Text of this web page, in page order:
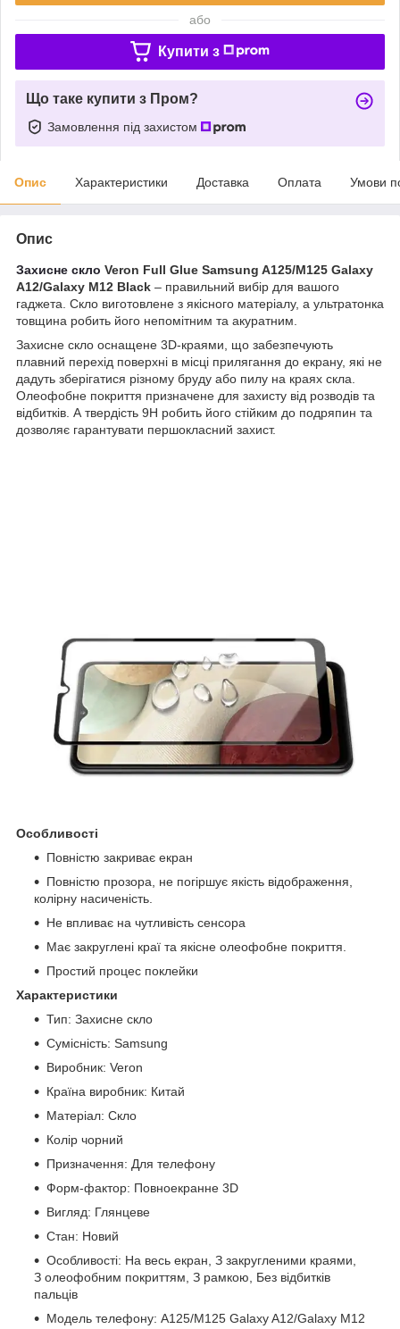
або
Купити з
Що таке купити з Пром?
Замовлення під захистом
Опис Характеристики Доставка Оплата Умови
Опис
Захисне скло Veron Full Glue Samsung A125/M125 Galaxy
A12/Galaxy M12 Black – правильний вибір для вашого
гаджета. Скло виготовлене з якісного матеріалу, а ультратонка
товщина робить його непомітним та акуратним.
Захисне скло оснащене 3D-краями, що забезпечують
плавний перехід поверхні в місці прилягання до екрану, які не
дадуть зберігатися різному бруду або пилу на краях скла.
Олеофобне покриття призначене для захисту від розводів та
відбитків. А твердість 9H робить його стійким до подряпин та
дозволяє гарантувати першокласний захист.
Особливості
Повністю закриває екран
Повністю прозора, не погіршує якість відображення,
колірну насиченість.
Не впливає на чутливість сенсора
Має закруглені краї та якісне олеофобне покриття.
Простий процес поклейки
Характеристики
Тип: Захисне скло
Сумісність: Samsung
Виробник: Veron
Країна виробник: Китай
Матеріал: Скло
Колір чорний
Призначення: Для телефону
Форм-фактор: Повноекранне 3D
Вигляд: Глянцеве
Стан: Новий
Особливості: На весь екран, З закругленими краями,
З олеофобним покриттям, З рамкою, Без відбитків
пальців
Модель телефону: A125/M125 Galaxy A12/Galaxy M12